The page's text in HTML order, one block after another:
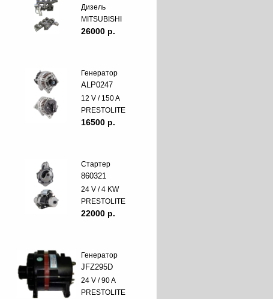
Дизель
MITSUBISHI
26000 p.
Генератор
ALP0247
12 V / 150 A
PRESTOLITE
16500 p.
Стартер
860321
24 V / 4 KW
PRESTOLITE
22000 p.
Генератор
JFZ295D
24 V / 90 A
PRESTOLITE